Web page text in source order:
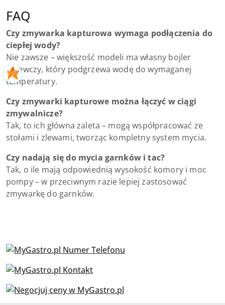
FAQ
Czy zmywarka kapturowa wymaga podłączenia do
ciepłej wody?
Nie zawsze – większość modeli ma własny bojler
grzewczy, który podgrzewa wodę do wymaganej
temperatury.
Czy zmywarki kapturowe można łączyć w ciągi
zmywalnicze?
Tak, to ich główna zaleta – mogą współpracować ze
stołami i zlewami, tworząc kompletny system mycia.
Czy nadają się do mycia garnków i tac?
Tak, o ile mają odpowiednią wysokość komory i moc
pompy – w przeciwnym razie lepiej zastosować
zmywarkę do garnków.